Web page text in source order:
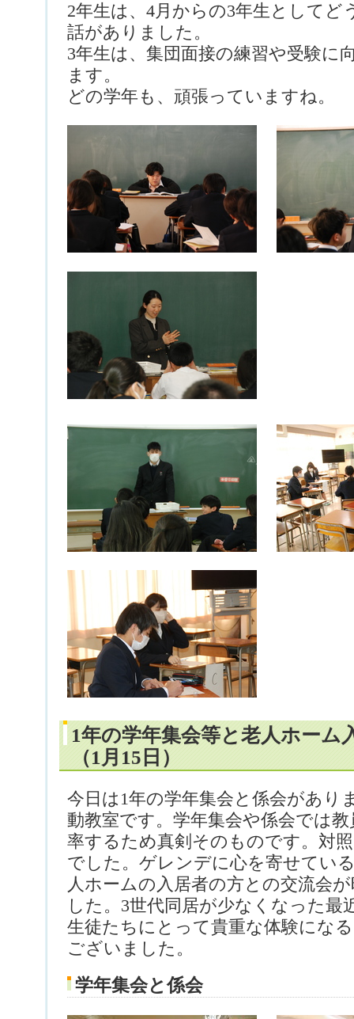
2年生は、4月からの3年生としてど
話がありました。
3年生は、集団面接の練習や受験に
ます。
どの学年も、頑張っていますね。
1年の学年集会等と老人ホーム
（1月15日）
今日は1年の学年集会と係会があり
動教室です。学年集会や係会では
率するため真剣そのものです。対
でした。ゲレンデに心を寄せてい
人ホームの入居者の方との交流会
した。3世代同居が少なくなった最
生徒たちにとって貴重な体験にな
ございました。
学年集会と係会